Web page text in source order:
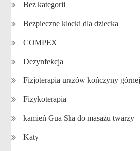
Bez kategorii
Bezpieczne klocki dla dziecka
COMPEX
Dezynfekcja
Fizjoterapia urazów kończyny górnej
Fizykoterapia
kamień Gua Sha do masażu twarzy
Katy